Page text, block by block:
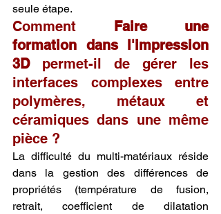
seule étape.
Comment Faire une
formation dans l'impression
3D permet-il de gérer les
interfaces complexes entre
polymères, métaux et
céramiques dans une même
pièce ?
La difficulté du multi-matériaux réside
dans la gestion des différences de
propriétés (température de fusion,
retrait, coefficient de dilatation